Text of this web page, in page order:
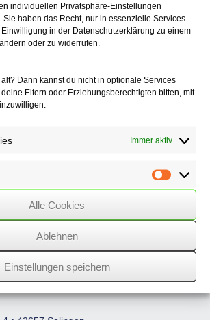
individuellen Privatsphäre-Einstellungen
Sie haben das Recht, nur in essenzielle Services
in der Datenschutzerklärung zu einem
oder zu widerrufen.
Dann kannst du nicht in optionale Services
Eltern oder Erziehungsberechtigten bitten, mit
Immer aktiv
Alle Cookies
Ablehnen
Einstellungen speichern
Jahres- und
bei Kapitalgesellschaften
und für erbschaftsteuerlich bzw.
und Bauträgerverordnung (MaBV)